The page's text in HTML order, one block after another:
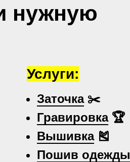
нужную
Заточка✂️
Гравировка🏆
Вышивка🎽
Пошив одежды
Услуги: